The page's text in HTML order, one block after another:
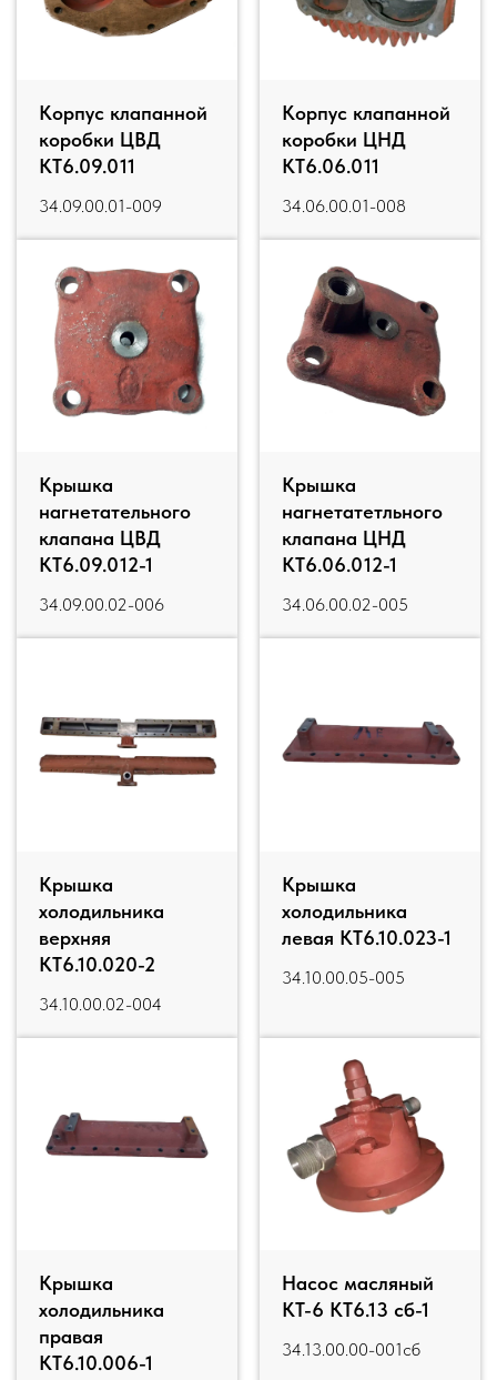
Корпус клапанной
коробки ЦВД
КТ6.09.011
34.09.00.01-009
Корпус клапанной
коробки ЦНД
КТ6.06.011
34.06.00.01-008
Крышка
нагнетательного
клапана ЦВД
КТ6.09.012-1
34.09.00.02-006
Крышка
нагнетатетльного
клапана ЦНД
КТ6.06.012-1
34.06.00.02-005
Крышка
холодильника
верхняя
КТ6.10.020-2
34.10.00.02-004
Крышка
холодильника
левая КТ6.10.023-1
34.10.00.05-005
Крышка
холодильника
правая
КТ6.10.006-1
Насос масляный
КТ-6 КТ6.13 сб-1
34.13.00.00-001сб